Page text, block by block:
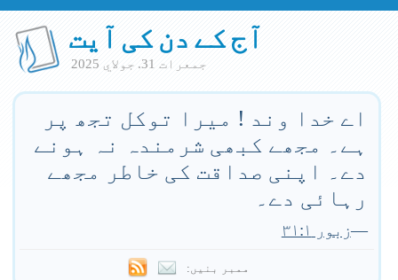
آج کے دن کی آیت
جمعرات 31. جولاي 2025
اے خدا وند ! میرا توکل تجھ پر
ہے۔ مجھے کبھی شرمندہ نہ ہونے
دے۔ اپنی صداقت کی خاطر مجھے
رہائی دے۔
—زبور ۳۱:۱
ممبر بنیں: